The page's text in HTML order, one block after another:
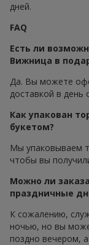
дней.
FAQ
Есть ли
Вижница в
Да. Вы можете
доставкой в
Как упакован
букетом?
Мы упаковываем
чтобы вы
Можно ли
праздничные
К сожалению,
ночью, но вы
поздно вечером,